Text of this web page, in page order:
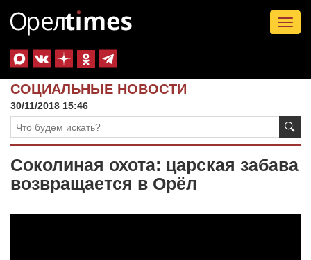
СОЦИАЛЬНЫЕ НОВОСТИ
30/11/2018 15:46
Соколиная охота: царская забава
возвращается в Орёл